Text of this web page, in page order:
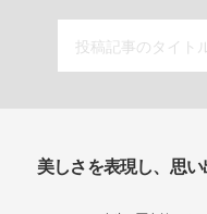
美しさを表現し、思